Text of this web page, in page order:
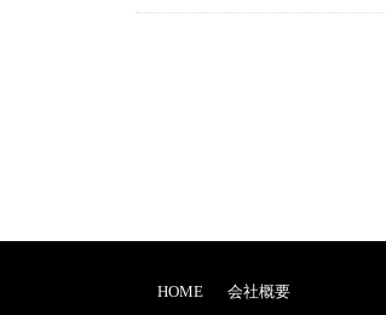
HOME 会社概要